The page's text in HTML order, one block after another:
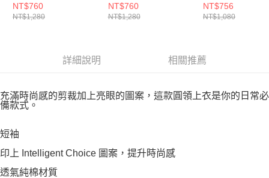
MT53905AHH-F
NT$760
NT$1,280
MT51934FDP-F
NT$760
NT$1,280
MT61B2STWT-F
NT$756
NT$1,080
詳細說明 相關推薦
充滿時尚感的剪裁加上亮眼的圖案，這款圓領上衣是你的日常必
備款式。
短袖
印上 Intelligent Choice 圖案，提升時尚感
透氣純棉材質